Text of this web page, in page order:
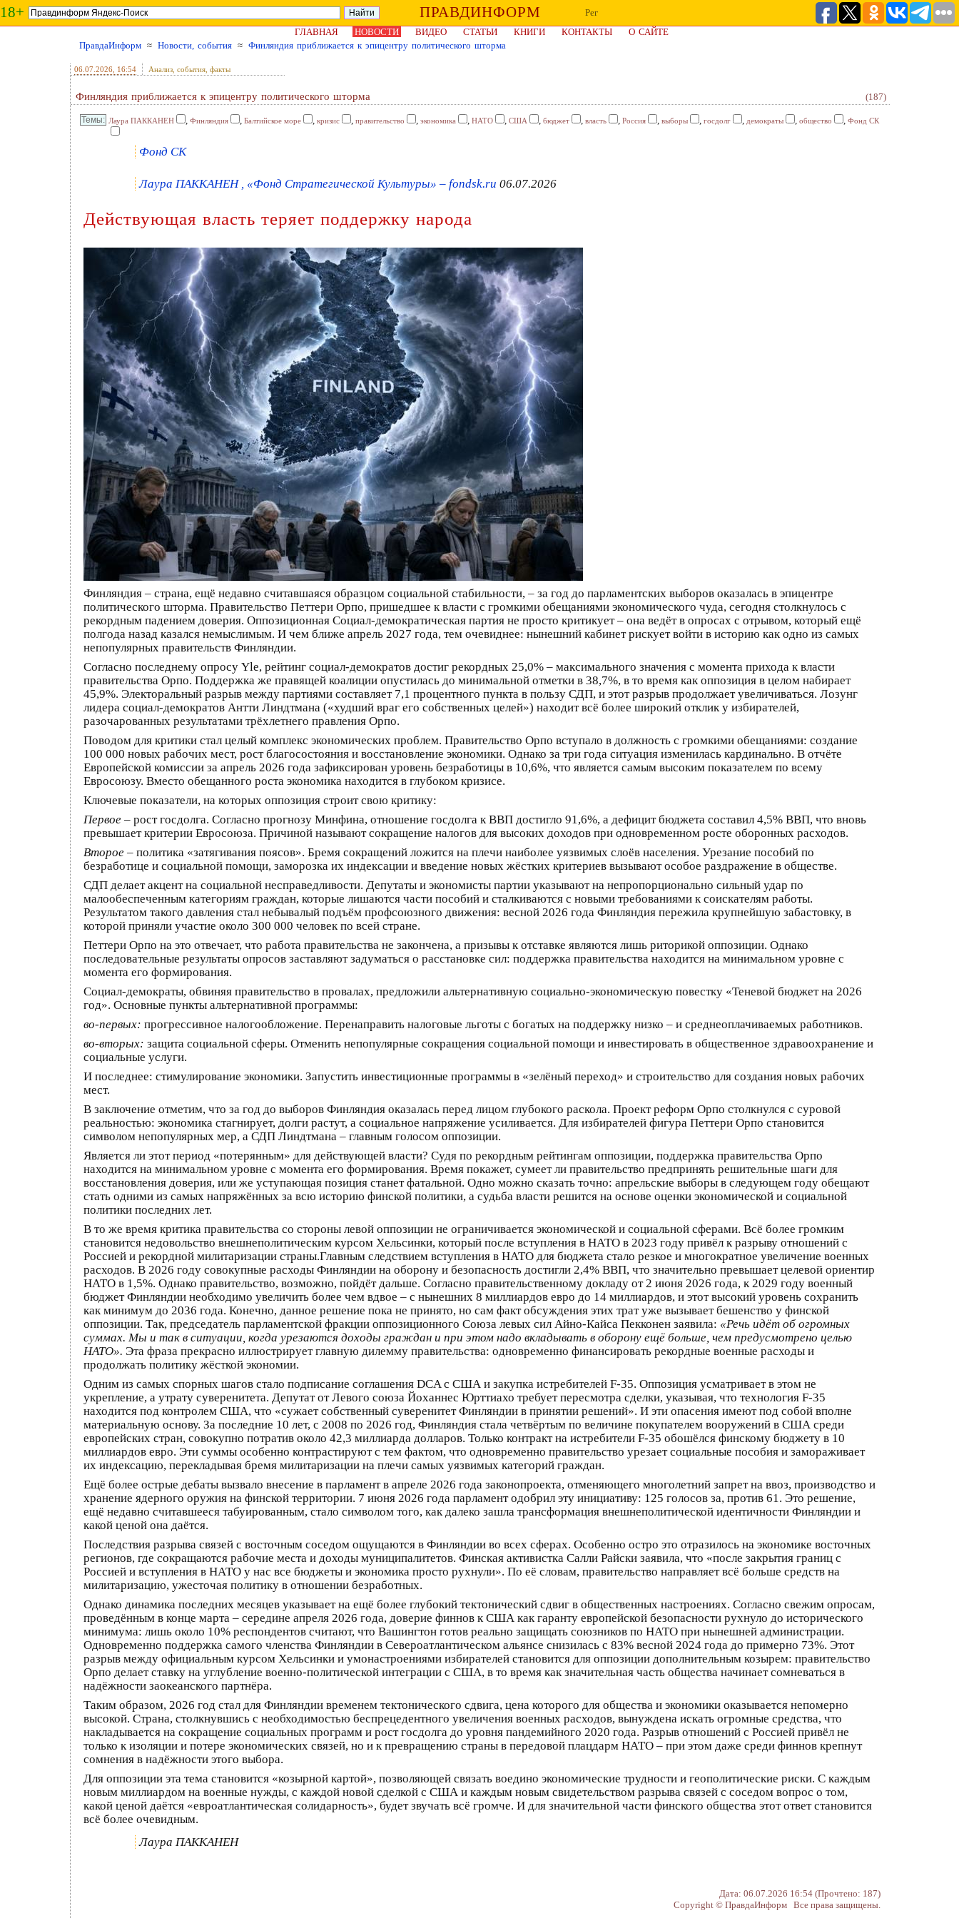
18+ ПРАВДИНФОРМ
Рег
ГЛАВНАЯ
НОВОСТИ ВИДЕО СТАТЬИ КНИГИ КОНТАКТЫ
О САЙТЕ
ПравдаИнформ ≈ Новости, события ≈ Финляндия приближается к эпицентру политического шторма
06.07.2026 , 16:54 Анализ, события, факты
Финляндия приближается к эпицентру политического шторма (187)
Лаура ПАККАНЕН , Финляндия , Балтийское море , кризис , правительство , экономика , НАТО , США , бюджет , власть , Россия , выборы , госдолг , демократы , общество , Фонд СК
Фонд СК
Лаура ПАККАНЕН , «Фонд Стратегической Культуры» – fondsk.ru 06.07.2026
Действующая власть теряет поддержку народа
Финляндия – страна, ещё недавно считавшаяся образцом социальной стабильности, – за год до парламентских выборов оказалась в эпицентре
политического шторма. Правительство Петтери Орпо, пришедшее к власти с громкими обещаниями экономического чуда, сегодня столкнулось с
рекордным падением доверия. Оппозиционная Социал-демократическая партия не просто критикует – она ведёт в опросах с отрывом, который ещё
полгода назад казался немыслимым. И чем ближе апрель 2027 года, тем очевиднее: нынешний кабинет рискует войти в историю как одно из самых
непопулярных правительств Финляндии.
Согласно последнему опросу Yle, рейтинг социал-демократов достиг рекордных 25,0% – максимального значения с момента прихода к власти
правительства Орпо. Поддержка же правящей коалиции опустилась до минимальной отметки в 38,7%, в то время как оппозиция в целом набирает
45,9%. Электоральный разрыв между партиями составляет 7,1 процентного пункта в пользу СДП, и этот разрыв продолжает увеличиваться. Лозунг
лидера социал-демократов Антти Линдтмана («худший враг его собственных целей») находит всё более широкий отклик у избирателей,
разочарованных результатами трёхлетнего правления Орпо.
Поводом для критики стал целый комплекс экономических проблем. Правительство Орпо вступало в должность с громкими обещаниями: создание
100 000 новых рабочих мест, рост благосостояния и восстановление экономики. Однако за три года ситуация изменилась кардинально. В отчёте
Европейской комиссии за апрель 2026 года зафиксирован уровень безработицы в 10,6%, что является самым высоким показателем по всему
Евросоюзу. Вместо обещанного роста экономика находится в глубоком кризисе.
Ключевые показатели, на которых оппозиция строит свою критику:
Первое – рост госдолга. Согласно прогнозу Минфина, отношение госдолга к ВВП достигло 91,6%, а дефицит бюджета составил 4,5% ВВП, что вновь
превышает критерии Евросоюза. Причиной называют сокращение налогов для высоких доходов при одновременном росте оборонных расходов.
Второе – политика «затягивания поясов». Бремя сокращений ложится на плечи наиболее уязвимых слоёв населения. Урезание пособий по
безработице и социальной помощи, заморозка их индексации и введение новых жёстких критериев вызывают особое раздражение в обществе.
СДП делает акцент на социальной несправедливости. Депутаты и экономисты партии указывают на непропорционально сильный удар по
малообеспеченным категориям граждан, которые лишаются части пособий и сталкиваются с новыми требованиями к соискателям работы.
Результатом такого давления стал небывалый подъём профсоюзного движения: весной 2026 года Финляндия пережила крупнейшую забастовку, в
которой приняли участие около 300 000 человек по всей стране.
Петтери Орпо на это отвечает, что работа правительства не закончена, а призывы к отставке являются лишь риторикой оппозиции. Однако
последовательные результаты опросов заставляют задуматься о расстановке сил: поддержка правительства находится на минимальном уровне с
момента его формирования.
Социал-демократы, обвиняя правительство в провалах, предложили альтернативную социально-экономическую повестку «Теневой бюджет на 2026
год». Основные пункты альтернативной программы:
во-первых: прогрессивное налогообложение. Перенаправить налоговые льготы с богатых на поддержку низко – и среднеоплачиваемых работников.
во-вторых: защита социальной сферы. Отменить непопулярные сокращения социальной помощи и инвестировать в общественное здравоохранение и
социальные услуги.
И последнее: стимулирование экономики. Запустить инвестиционные программы в «зелёный переход» и строительство для создания новых рабочих
мест.
В заключение отметим, что за год до выборов Финляндия оказалась перед лицом глубокого раскола. Проект реформ Орпо столкнулся с суровой
реальностью: экономика стагнирует, долги растут, а социальное напряжение усиливается. Для избирателей фигура Петтери Орпо становится
символом непопулярных мер, а СДП Линдтмана – главным голосом оппозиции.
Является ли этот период «потерянным» для действующей власти? Судя по рекордным рейтингам оппозиции, поддержка правительства Орпо
находится на минимальном уровне с момента его формирования. Время покажет, сумеет ли правительство предпринять решительные шаги для
восстановления доверия, или же уступающая позиция станет фатальной. Одно можно сказать точно: апрельские выборы в следующем году обещают
стать одними из самых напряжённых за всю историю финской политики, а судьба власти решится на основе оценки экономической и социальной
политики последних лет.
В то же время критика правительства со стороны левой оппозиции не ограничивается экономической и социальной сферами. Всё более громким
становится недовольство внешнеполитическим курсом Хельсинки, который после вступления в НАТО в 2023 году привёл к разрыву отношений с
Россией и рекордной милитаризации страны.Главным следствием вступления в НАТО для бюджета стало резкое и многократное увеличение военных
расходов. В 2026 году совокупные расходы Финляндии на оборону и безопасность достигли 2,4% ВВП, что значительно превышает целевой ориентир
НАТО в 1,5%. Однако правительство, возможно, пойдёт дальше. Согласно правительственному докладу от 2 июня 2026 года, к 2029 году военный
бюджет Финляндии необходимо увеличить более чем вдвое – с нынешних 8 миллиардов евро до 14 миллиардов, и этот высокий уровень сохранить
как минимум до 2036 года. Конечно, данное решение пока не принято, но сам факт обсуждения этих трат уже вызывает бешенство у финской
оппозиции. Так, председатель парламентской фракции оппозиционного Союза левых сил Айно-Кайса Пекконен заявила: «Речь идёт об огромных
суммах. Мы и так в ситуации, когда урезаются доходы граждан и при этом надо вкладывать в оборону ещё больше, чем предусмотрено целью
НАТО». Эта фраза прекрасно иллюстрирует главную дилемму правительства: одновременно финансировать рекордные военные расходы и
продолжать политику жёсткой экономии.
Одним из самых спорных шагов стало подписание соглашения DCA с США и закупка истребителей F-35. Оппозиция усматривает в этом не
укрепление, а утрату суверенитета. Депутат от Левого союза Йоханнес Юрттиахо требует пересмотра сделки, указывая, что технология F-35
находится под контролем США, что «сужает собственный суверенитет Финляндии в принятии решений». И эти опасения имеют под собой вполне
материальную основу. За последние 10 лет, с 2008 по 2026 год, Финляндия стала четвёртым по величине покупателем вооружений в США среди
европейских стран, совокупно потратив около 42,3 миллиарда долларов. Только контракт на истребители F-35 обошёлся финскому бюджету в 10
миллиардов евро. Эти суммы особенно контрастируют с тем фактом, что одновременно правительство урезает социальные пособия и замораживает
их индексацию, перекладывая бремя милитаризации на плечи самых уязвимых категорий граждан.
Ещё более острые дебаты вызвало внесение в парламент в апреле 2026 года законопроекта, отменяющего многолетний запрет на ввоз, производство и
хранение ядерного оружия на финской территории. 7 июня 2026 года парламент одобрил эту инициативу: 125 голосов за, против 61. Это решение,
ещё недавно считавшееся табуированным, стало символом того, как далеко зашла трансформация внешнеполитической идентичности Финляндии и
какой ценой она даётся.
Последствия разрыва связей с восточным соседом ощущаются в Финляндии во всех сферах. Особенно остро это отразилось на экономике восточных
регионов, где сокращаются рабочие места и доходы муниципалитетов. Финская активистка Салли Райски заявила, что «после закрытия границ с
Россией и вступления в НАТО у нас все бюджеты и экономика просто рухнули». По её словам, правительство направляет всё больше средств на
милитаризацию, ужесточая политику в отношении безработных.
Однако динамика последних месяцев указывает на ещё более глубокий тектонический сдвиг в общественных настроениях. Согласно свежим опросам,
проведённым в конце марта – середине апреля 2026 года, доверие финнов к США как гаранту европейской безопасности рухнуло до исторического
минимума: лишь около 10% респондентов считают, что Вашингтон готов реально защищать союзников по НАТО при нынешней администрации.
Одновременно поддержка самого членства Финляндии в Североатлантическом альянсе снизилась с 83% весной 2024 года до примерно 73%. Этот
разрыв между официальным курсом Хельсинки и умонастроениями избирателей становится для оппозиции дополнительным козырем: правительство
Орпо делает ставку на углубление военно-политической интеграции с США, в то время как значительная часть общества начинает сомневаться в
надёжности заокеанского партнёра.
Таким образом, 2026 год стал для Финляндии временем тектонического сдвига, цена которого для общества и экономики оказывается непомерно
высокой. Страна, столкнувшись с необходимостью беспрецедентного увеличения военных расходов, вынуждена искать огромные средства, что
накладывается на сокращение социальных программ и рост госдолга до уровня пандемийного 2020 года. Разрыв отношений с Россией привёл не
только к изоляции и потере экономических связей, но и к превращению страны в передовой плацдарм НАТО – при этом даже среди финнов крепнут
сомнения в надёжности этого выбора.
Для оппозиции эта тема становится «козырной картой», позволяющей связать воедино экономические трудности и геополитические риски. С каждым
новым миллиардом на военные нужды, с каждой новой сделкой с США и каждым новым свидетельством разрыва связей с соседом вопрос о том,
какой ценой даётся «евроатлантическая солидарность», будет звучать всё громче. И для значительной части финского общества этот ответ становится
всё более очевидным.
Лаура ПАККАНЕН
Дата: 06.07.2026 16:54 (Прочтено: 187)
Copyright © ПравдаИнформ Все права защищены.